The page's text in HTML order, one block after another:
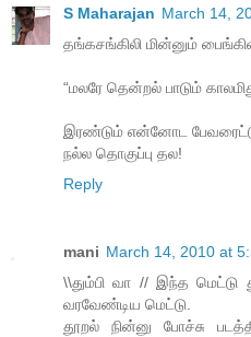
S Maharajan March 14,
தங்கசங்கிலி மின்னும்
“மலரே தென்றல் பாடும்
இரண்டும் என்னோட
நல்ல தொகுப்பு தல!
Reply
mani March 14, 2010 at
\\தும்பி வா // இந்த மெட்டு
வரவேண்டிய மெட்டு.
தூறல் நின்னு போச்சு